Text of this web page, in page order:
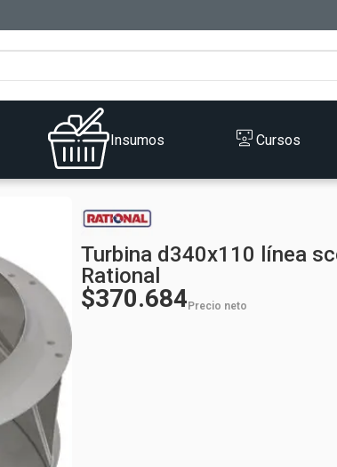
Insumos Cursos
Turbina d340x110 línea
Rational
$370.684 Precio neto